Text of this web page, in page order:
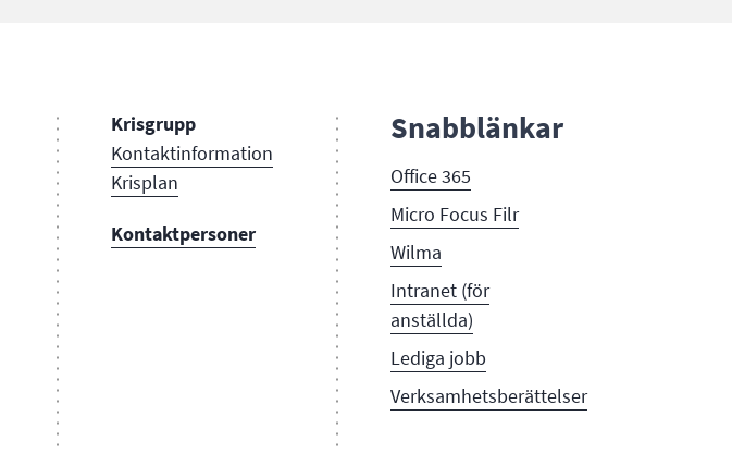
Krisgrupp
Kontaktinformation
Krisplan
Kontaktpersoner
Snabblänkar
Office 365
Micro Focus Filr
Wilma
Intranet (för
anställda)
Lediga jobb
Verksamhetsberättelser